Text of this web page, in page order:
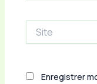
Enregistrer